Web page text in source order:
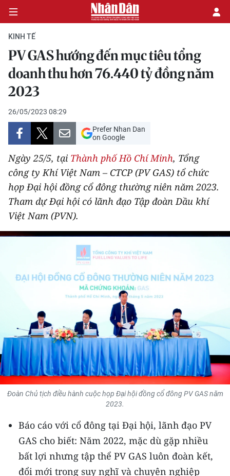
CHÍNH TRỊ
KINH TẾ
VĂN HÓA
XÃ HỘI
PHÁP LUẬT
DU LỊCH
THẾ GIỚI
KHOA HỌC - CÔNG NGHỆ
MÔI TRƯỜNG
BẠN ĐỌC
KIỂM CHỨNG THÔNG TIN
54 DÂN TỘC VIỆT NAM
CHƯƠNG TRÌNH OCOP - MỖI XÃ
KINH TẾ
PV GAS hướng đến mục tiêu tổng
doanh thu hơn 76.440 tỷ đồng năm
2023
26/05/2023 08:29
Prefer Nhan Dan
on Google
Ngày 25/5, tại Thành phố Hồ Chí Minh, Tổng
công ty Khí Việt Nam – CTCP (PV GAS) tổ chức
họp Đại hội đồng cổ đông thường niên năm 2023.
Tham dự Đại hội có lãnh đạo Tập đoàn Dầu khí
Việt Nam (PVN).
Đoàn Chủ tịch điều hành cuộc họp Đại hội đồng cổ đông PV GAS năm
2023.
Báo cáo với cổ đông tại Đại hội, lãnh đạo PV
GAS cho biết: Năm 2022, mặc dù gặp nhiều
bất lợi nhưng tập thể PV GAS luôn đoàn kết,
đổi mới trong suy nghĩ và chuyên nghiệp